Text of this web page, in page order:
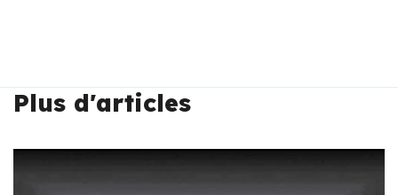
Plus d'articles